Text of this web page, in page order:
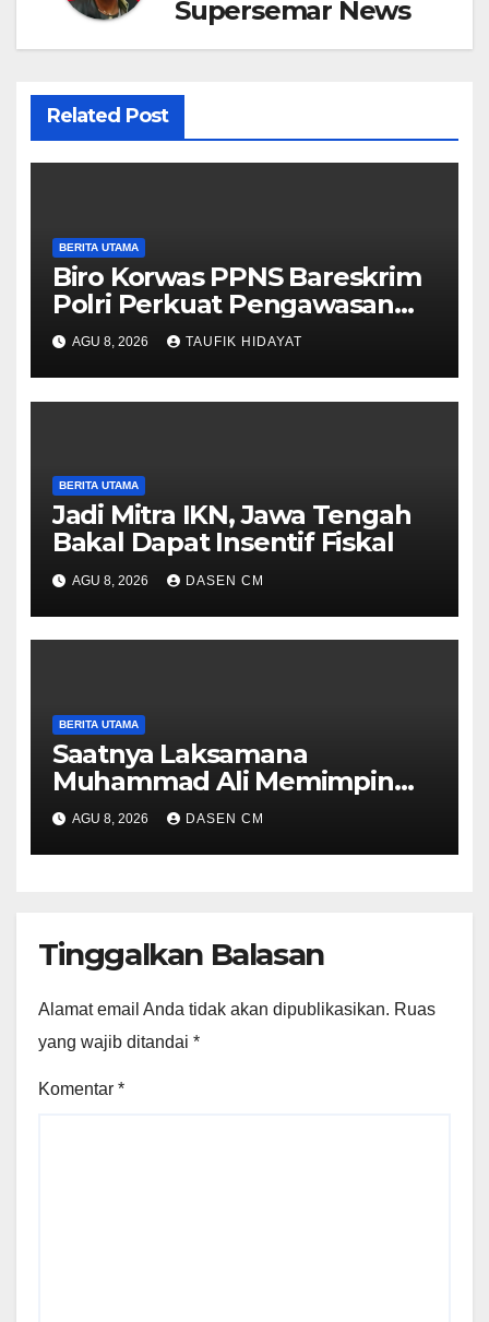
Supersemar News
Related Post
BERITA UTAMA
Biro Korwas PPNS Bareskrim
Polri Perkuat Pengawasan
untuk Dorong Penegakan
Hukum yang Profesional
AGU 8, 2026 TAUFIK HIDAYAT
BERITA UTAMA
Jadi Mitra IKN, Jawa Tengah
Bakal Dapat Insentif Fiskal
AGU 8, 2026 DASEN CM
BERITA UTAMA
Saatnya Laksamana
Muhammad Ali Memimpin
TNI: Menjaga Keseimbangan
Politik dan Soliditas
Antarmatra
AGU 8, 2026 DASEN CM
Tinggalkan Balasan
Alamat email Anda tidak akan dipublikasikan. Ruas
yang wajib ditandai *
Komentar *